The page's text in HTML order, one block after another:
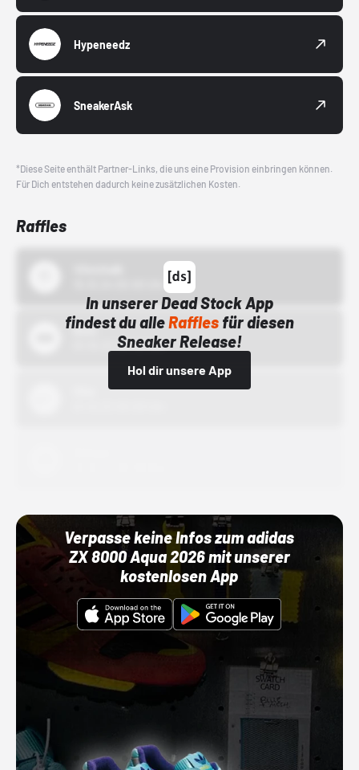
Hypeneedz
SneakerAsk
*Diese Seite enthält Partner-Links, die uns eine Provision einbringen können.
Für Dich entstehen dadurch keine zusätzlichen Kosten.
Raffles
In unserer Dead Stock App
findest du alleRafflesfür diesen
Sneaker Release!
Hol dir unsere App
Bstn
01.10.22 00:00 Uhr
Verpasse keine Infos zum adidas
ZX 8000 Aqua 2026 mit unserer
kostenlosen App